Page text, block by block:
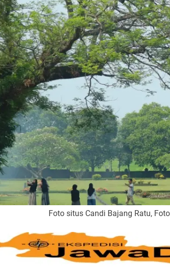
Foto situs Candi Bajang Ratu,